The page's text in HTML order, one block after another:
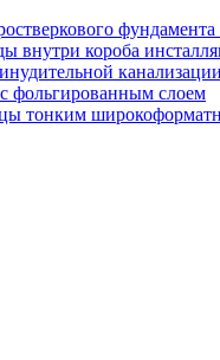
внутри короба
фольгированным слоем
тонким